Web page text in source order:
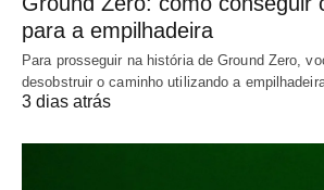
para a empilhadeira
Para prosseguir na história de Ground Zero,
desobstruir o caminho utilizando a
3 dias atrás